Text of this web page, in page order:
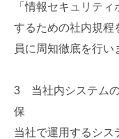
「情報セキュリテ
するための社内規程
員に周知徹底を行い
3 当社内システム
保
当社で運用するシス